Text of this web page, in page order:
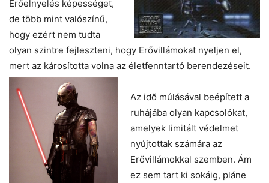
Erőelnyelés képességet,
de több mint valószínű,
hogy ezért nem tudta
olyan szintre fejleszteni, hogy Erővillámokat nyeljen el,
mert az károsította volna az életfenntartó berendezéseit.
Az idő múlásával beépített a
ruhájába olyan kapcsolókat,
amelyek limitált védelmet
nyújtottak számára az
Erővillámokkal szemben. Ám
ez sem tart ki sokáig, pláne